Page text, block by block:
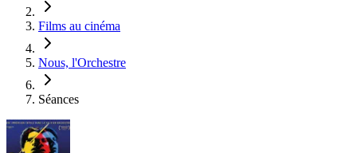
Films au cinéma
Nous, l'Orchestre
Séances